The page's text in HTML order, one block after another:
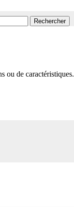
Rechercher
ou de caractéristiques.